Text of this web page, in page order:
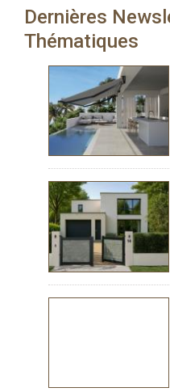
Dernières
Thématiques